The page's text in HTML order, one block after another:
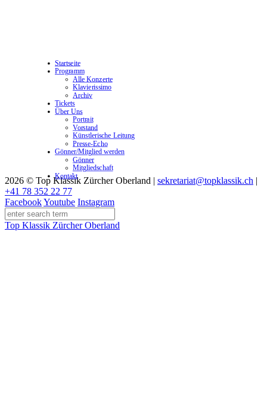
2026 © Top Klassik Zürcher Oberland | sekretariat@topklassik.ch |
+41 78 352 22 77
FacebookYoutube Instagram
Top Klassik Zürcher Oberland
Startseite
Programm
Alle Konzerte
Klavierissimo
Archiv
Tickets
Über Uns
Portrait
Vorstand
Künstlerische Leitung
Presse-Echo
Gönner/Mitglied werden
Gönner
Mitgliedschaft
Kontakt